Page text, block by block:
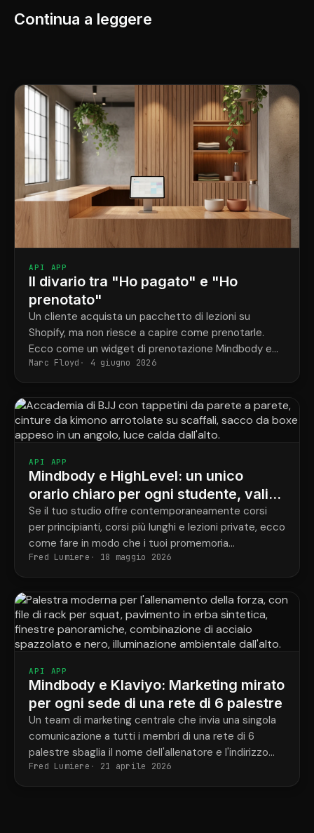
Continua a leggere
API APP
Il divario tra "Ho pagato" e "Ho
prenotato"
Un cliente acquista un pacchetto di lezioni su
Shopify, ma non riesce a capire come prenotarle.
Ecco come un widget di prenotazione Mindbody e
ShopConnect risolvono definitivamente questo
problema.
Marc Floyd 4 giugno 2026
API APP
Mindbody e HighLevel: un unico
orario chiaro per ogni studente, valido
per tutti i programmi.
Se il tuo studio offre contemporaneamente corsi
per principianti, corsi più lunghi e lezioni private, ecco
come fare in modo che i tuoi promemoria
corrispondano finalmente alle prenotazioni effettive
di ogni studente.
Fred Lumiere 18 maggio 2026
API APP
Mindbody e Klaviyo: Marketing mirato
per ogni sede di una rete di 6 palestre
Un team di marketing centrale che invia una singola
comunicazione a tutti i membri di una rete di 6
palestre sbaglia il nome dell'allenatore e l'indirizzo
della palestra nella metà dei casi.
Fred Lumiere 21 aprile 2026